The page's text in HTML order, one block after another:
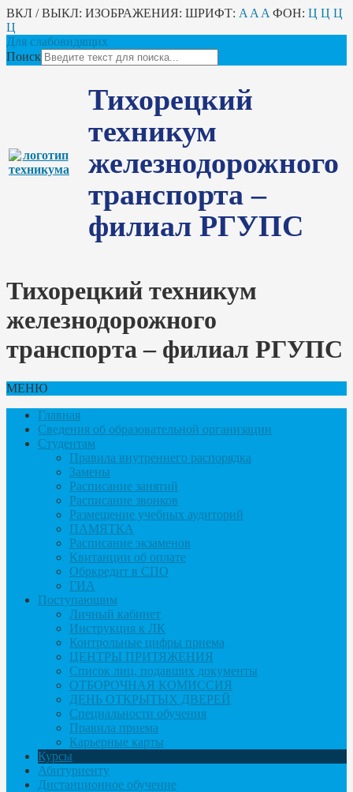
ВКЛ / ВЫКЛ: ИЗОБРАЖЕНИЯ: ШРИФТ: A A A ФОН: Ц Ц Ц
Ц
Для слабовидящих
Поиск
Тихорецкий
техникум
железнодорожного
транспорта –
филиал РГУПС
Тихорецкий техникум
железнодорожного
транспорта – филиал РГУПС
МЕНЮ
Главная
Сведения об образовательной организации
Студентам
Правила внутреннего распорядка
Замены
Расписание занятий
Расписание звонков
Размещение учебных аудиторий
ПАМЯТКА
Расписание экзаменов
Квитанции об оплате
Обркредит в СПО
ГИА
Поступающим
Личный кабинет
Инструкция к ЛК
Контрольные цифры приема
ЦЕНТРЫ ПРИТЯЖЕНИЯ
Список лиц, подавших документы
ОТБОРОЧНАЯ КОМИССИЯ
ДЕНЬ ОТКРЫТЫХ ДВЕРЕЙ
Специальности обучения
Правила приема
Карьерные карты
Курсы
Абитуриенту
Дистанционное обучение